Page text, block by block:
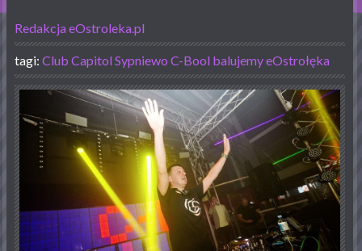
Redakcja eOstroleka.pl
tagi: Club Capitol Sypniewo C-Bool balujemy eOstrołęka